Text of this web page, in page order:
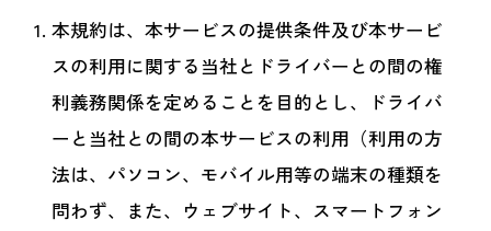
本規約は、本サービスの提供条件及び本サービ
スの利用に関する当社とドライバーとの間の権
利義務関係を定めることを目的とし、ドライバ
ーと当社との間の本サービスの利用（利用の方
法は、パソコン、モバイル用等の端末の種類を
問わず、また、ウェブサイト、スマートフォン